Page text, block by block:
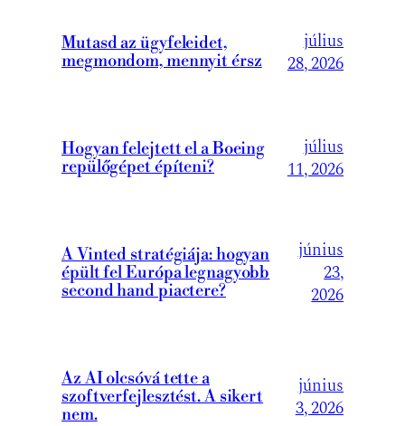
Mutasd az ügyfeleidet,
megmondom, mennyit érsz
július
28, 2026
Hogyan felejtett el a Boeing
repülőgépet építeni?
július
11, 2026
A Vinted stratégiája: hogyan
épült fel Európa legnagyobb
second hand piactere?
június
23,
2026
Az AI olcsóvá tette a
szoftverfejlesztést. A sikert
nem.
június
3, 2026